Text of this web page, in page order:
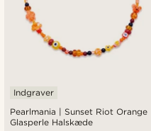
Pearlmania | Sunset Riot Orange
Glasperle Halskæde
Indgraver